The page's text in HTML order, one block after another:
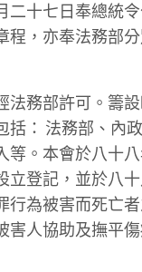
十七日奉總統令
程，亦奉法務部
法務部許可。籌
： 法務部、內
等。本會於八十
立登記，並於八
行為被害而死亡
害人協助及撫平